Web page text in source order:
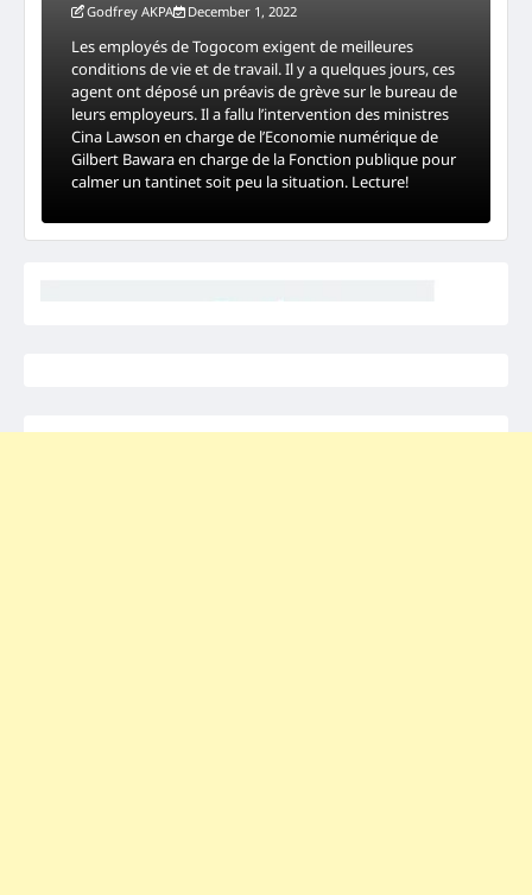
Godfrey AKPA December 1, 2022
Les employés de Togocom exigent de meilleures
conditions de vie et de travail. Il y a quelques jours, ces
agent ont déposé un préavis de grève sur le bureau de
leurs employeurs. Il a fallu l’intervention des ministres
Cina Lawson en charge de l’Economie numérique de
Gilbert Bawara en charge de la Fonction publique pour
calmer un tantinet soit peu la situation. Lecture!